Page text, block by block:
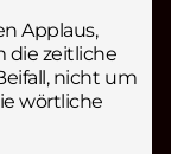
Applaus,
die zeitliche
nicht um
wörtliche